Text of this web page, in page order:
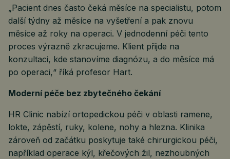
„Pacient dnes často čeká měsíce na specialistu, potom
další týdny až měsíce na vyšetření a pak znovu
měsíce až roky na operaci. V jednodenní péči tento
proces výrazně zkracujeme. Klient přijde na
konzultaci, kde stanovíme diagnózu, a do měsíce má
po operaci,“ říká profesor Hart.
Moderní péče bez zbytečného čekání
HR Clinic nabízí ortopedickou péči v oblasti ramene,
lokte, zápěstí, ruky, kolene, nohy a hlezna. Klinika
zároveň od začátku poskytuje také chirurgickou péči,
například operace kýl, křečových žil, nezhoubných